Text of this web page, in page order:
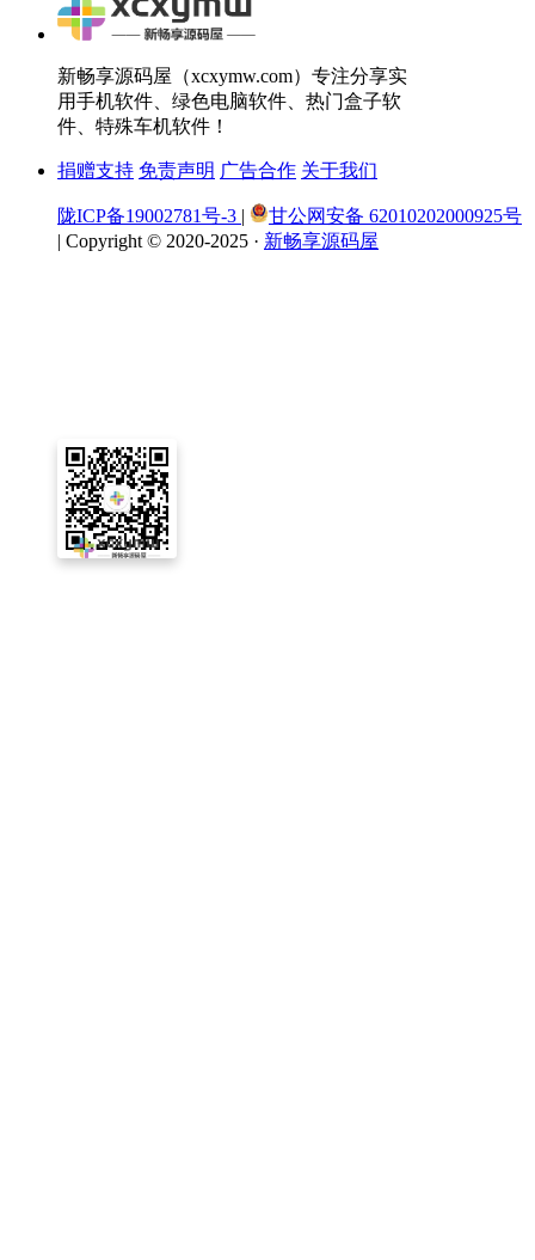
新畅享源码屋（xcxymw.com）专注分享实
用手机软件、绿色电脑软件、热门盒子软
件、特殊车机软件！
捐赠支持 免责声明 广告合作 关于我们
陇ICP备19002781号-3 |
甘公网安备 62010202000925号
| Copyright © 2020-2025 · 新畅享源码屋